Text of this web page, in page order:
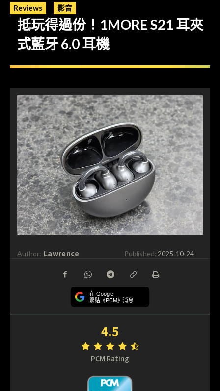
Reviews 影音
抵玩得過份！1MORE S21 耳夾
式藍牙 6.0 耳機
Author: Lawrence Published: 2025-10-24
在 Google
緊貼《PCM》消息
4.5
PCM Rating